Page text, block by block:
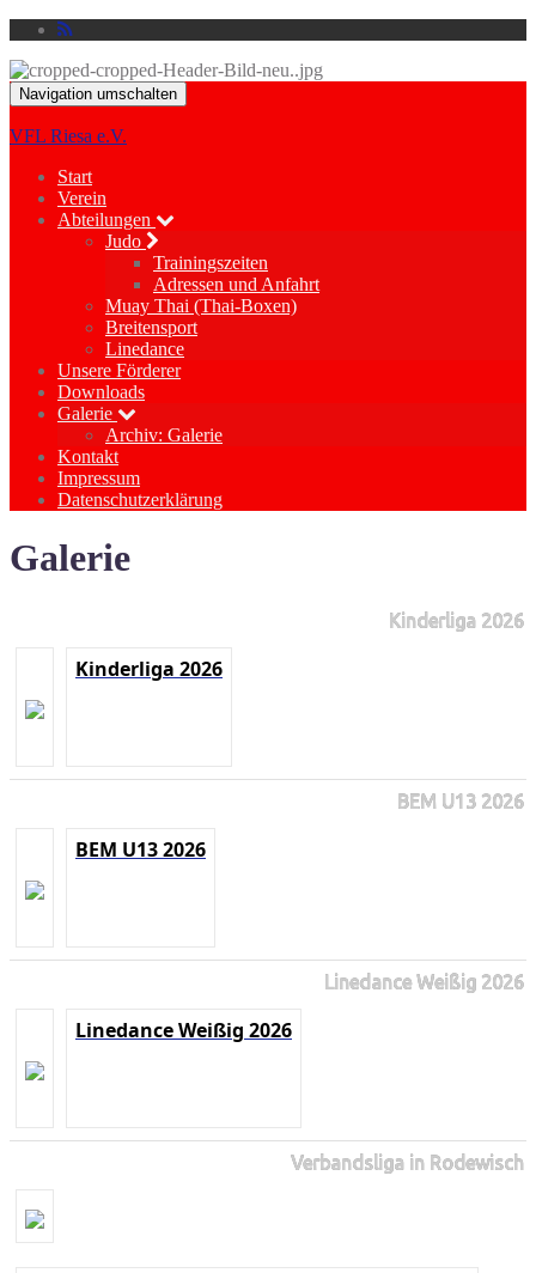
Navigation umschalten
VFL Riesa e.V.
Start
Verein
Abteilungen
Judo
Trainingszeiten
Adressen und Anfahrt
Muay Thai (Thai-Boxen)
Breitensport
Linedance
Unsere Förderer
Downloads
Galerie
Archiv: Galerie
Kontakt
Impressum
Datenschutzerklärung
Galerie
Kinderliga 2026
Kinderliga 2026
BEM U13 2026
BEM U13 2026
Linedance Weißig 2026
Linedance Weißig 2026
Verbandsliga in Rodewisch